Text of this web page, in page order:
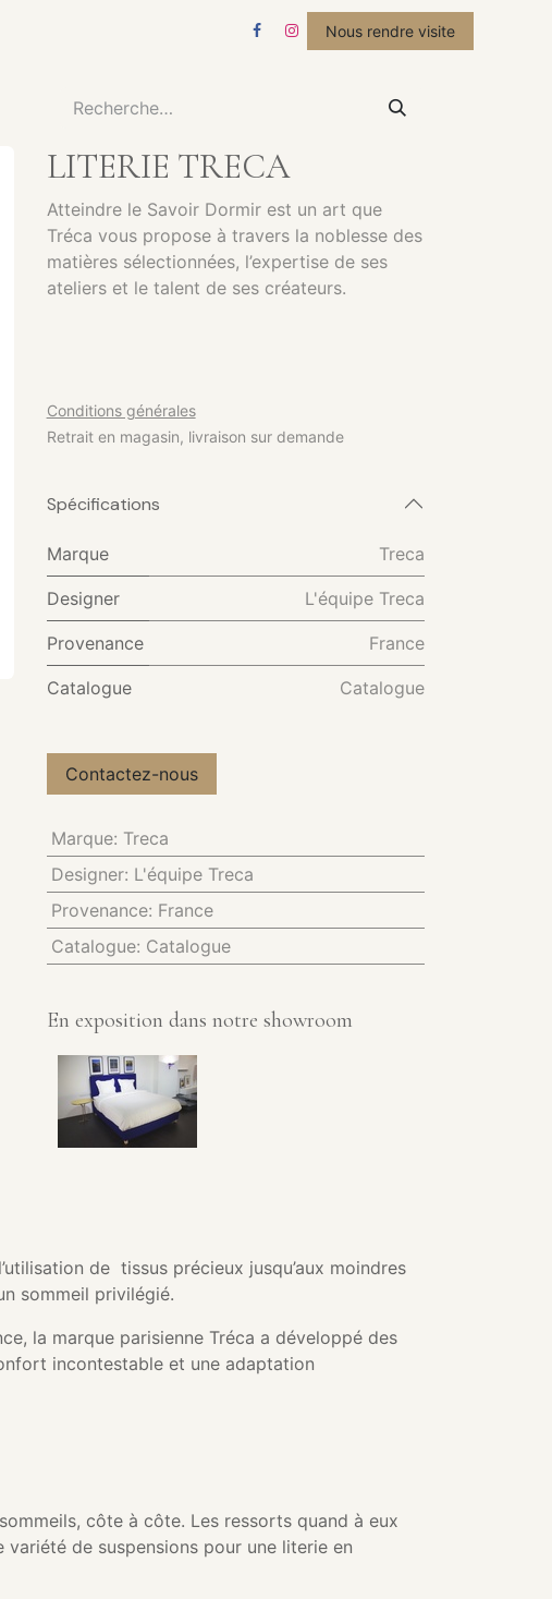
Nous rendre visite
LITERIE TRECA
Atteindre le Savoir Dormir est un art que
Tréca vous propose à travers la noblesse des
matières sélectionnées, l’expertise de ses
ateliers et le talent de ses créateurs.
Conditions générales
Retrait en magasin, livraison sur demande
Spécifications
Marque Treca
Designer L'équipe Treca
Provenance France
Catalogue Catalogue
Contactez-nous
Marque: Treca
Designer: L'équipe Treca
Provenance: France
Catalogue: Catalogue
En exposition dans notre showroom
de tissus précieux jusqu’aux moindres
sommeil privilégié.
la marque parisienne Tréca a développé des
incontestable et une adaptation
côte à côte. Les ressorts quand à eux
de suspensions pour une literie en